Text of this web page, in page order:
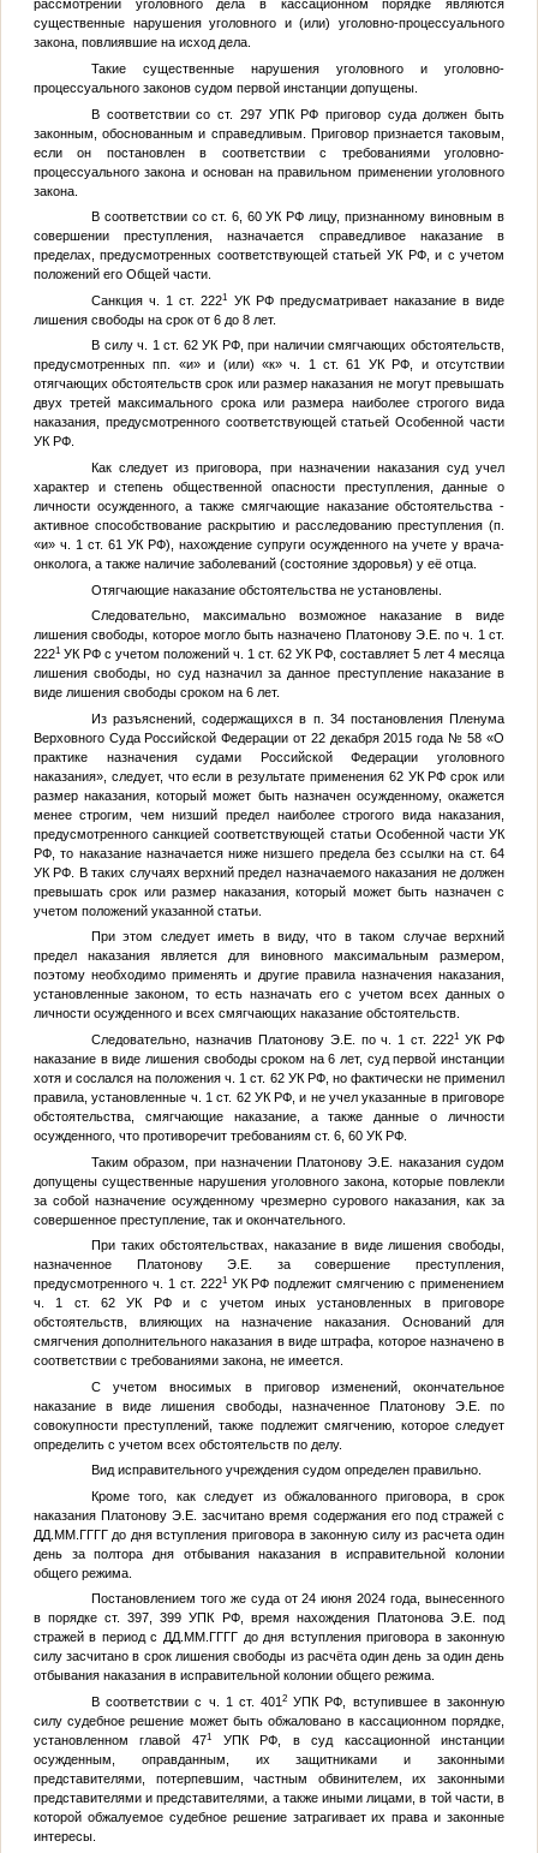
рассмотрении уголовного дела в кассационном порядке являются
существенные нарушения уголовного и (или) уголовно-процессуального
закона, повлиявшие на исход дела.
Такие существенные нарушения уголовного и уголовно-
процессуального законов судом первой инстанции допущены.
В соответствии со ст. 297 УПК РФ приговор суда должен быть
законным, обоснованным и справедливым. Приговор признается таковым,
если он постановлен в соответствии с требованиями уголовно-
процессуального закона и основан на правильном применении уголовного
закона.
В соответствии со ст. 6, 60 УК РФ лицу, признанному виновным в
совершении преступления, назначается справедливое наказание в
пределах, предусмотренных соответствующей статьей УК РФ, и с учетом
положений его Общей части.
Санкция ч. 1 ст. 2221
УК РФ предусматривает наказание в виде
лишения свободы на срок от 6 до 8 лет.
В силу ч. 1 ст. 62 УК РФ, при наличии смягчающих обстоятельств,
предусмотренных пп. «и» и (или) «к» ч. 1 ст. 61 УК РФ, и отсутствии
отягчающих обстоятельств срок или размер наказания не могут превышать
двух третей максимального срока или размера наиболее строгого вида
наказания, предусмотренного соответствующей статьей Особенной части
УК РФ.
Как следует из приговора, при назначении наказания суд учел
характер и степень общественной опасности преступления, данные о
личности осужденного, а также смягчающие наказание обстоятельства -
активное способствование раскрытию и расследованию преступления (п.
«и» ч. 1 ст. 61 УК РФ), нахождение супруги осужденного на учете у врача-
онколога, а также наличие заболеваний (состояние здоровья) у её отца.
Отягчающие наказание обстоятельства не установлены.
Следовательно, максимально возможное наказание в виде
лишения свободы, которое могло быть назначено Платонову Э.Е. по ч. 1 ст.
2221УК РФ с учетом положений ч. 1 ст. 62 УК РФ, составляет 5 лет 4 месяца
лишения свободы, но суд назначил за данное преступление наказание в
виде лишения свободы сроком на 6 лет.
Из разъяснений, содержащихся в п. 34 постановления Пленума
Верховного Суда Российской Федерации от 22 декабря 2015 года № 58 «О
практике назначения судами Российской Федерации уголовного
наказания», следует, что если в результате применения 62 УК РФ срок или
размер наказания, который может быть назначен осужденному, окажется
менее строгим, чем низший предел наиболее строгого вида наказания,
предусмотренного санкцией соответствующей статьи Особенной части УК
РФ, то наказание назначается ниже низшего предела без ссылки на ст. 64
УК РФ. В таких случаях верхний предел назначаемого наказания не должен
превышать срок или размер наказания, который может быть назначен с
учетом положений указанной статьи.
При этом следует иметь в виду, что в таком случае верхний
предел наказания является для виновного максимальным размером,
поэтому необходимо применять и другие правила назначения наказания,
установленные законом, то есть назначать его с учетом всех данных о
личности осужденного и всех смягчающих наказание обстоятельств.
Следовательно, назначив Платонову Э.Е. по ч. 1 ст. 2221 УК РФ
наказание в виде лишения свободы сроком на 6 лет, суд первой инстанции
хотя и сослался на положения ч. 1 ст. 62 УК РФ, но фактически не применил
правила, установленные ч. 1 ст. 62 УК РФ, и не учел указанные в приговоре
обстоятельства, смягчающие наказание, а также данные о личности
осужденного, что противоречит требованиям ст. 6, 60 УК РФ.
Таким образом, при назначении Платонову Э.Е. наказания судом
допущены существенные нарушения уголовного закона, которые повлекли
за собой назначение осужденному чрезмерно сурового наказания, как за
совершенное преступление, так и окончательного.
При таких обстоятельствах, наказание в виде лишения свободы,
назначенное Платонову Э.Е. за совершение преступления,
предусмотренного ч. 1 ст. 2221УК РФ подлежит смягчению с применением
ч. 1 ст. 62 УК РФ и с учетом иных установленных в приговоре
обстоятельств, влияющих на назначение наказания. Оснований для
смягчения дополнительного наказания в виде штрафа, которое назначено в
соответствии с требованиями закона, не имеется.
С учетом вносимых в приговор изменений, окончательное
наказание в виде лишения свободы, назначенное Платонову Э.Е. по
совокупности преступлений, также подлежит смягчению, которое следует
определить с учетом всех обстоятельств по делу.
Вид исправительного учреждения судом определен правильно.
Кроме того, как следует из обжалованного приговора, в срок
наказания Платонову Э.Е. засчитано время содержания его под стражей с
ДД.ММ.ГГГГдо дня вступления приговора в законную силу из расчета один
день за полтора дня отбывания наказания в исправительной колонии
общего режима.
Постановлением того же суда от 24 июня 2024 года, вынесенного
в порядке ст. 397, 399 УПК РФ, время нахождения Платонова Э.Е. под
стражей в период с ДД.ММ.ГГГГ до дня вступления приговора в законную
силу засчитано в срок лишения свободы из расчёта один день за один день
отбывания наказания в исправительной колонии общего режима.
В соответствии с ч. 1 ст. 4012 УПК РФ, вступившее в законную
силу судебное решение может быть обжаловано в кассационном порядке,
установленном главой 471
УПК РФ, в суд кассационной инстанции
осужденным, оправданным, их защитниками и законными
представителями, потерпевшим, частным обвинителем, их законными
представителями и представителями, а также иными лицами, в той части, в
которой обжалуемое судебное решение затрагивает их права и законные
интересы.